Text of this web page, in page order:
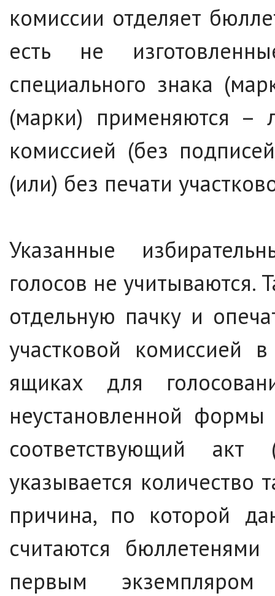
комиссии отделяет
есть не
специального знака
(марки) применяются –
комиссией (без
(или) без печати
Указанные
голосов не учитываются.
отдельную пачку и
участковой комиссией
ящиках для
неустановленной формы
соответствующий
указывается количество
причина, по которой
считаются
первым экземпляром